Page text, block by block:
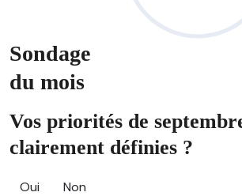
Sondage
du mois
Vos priorités de
clairement définies ?
Oui
Non